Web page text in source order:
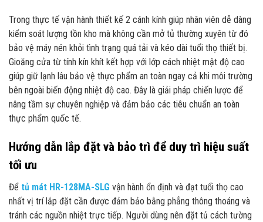
Trong thực tế vận hành thiết kế 2 cánh kính giúp nhân viên dễ dàng
kiểm soát lượng tồn kho mà không cần mở tủ thường xuyên từ đó
bảo vệ máy nén khỏi tình trạng quá tải và kéo dài tuổi thọ thiết bị.
Gioăng cửa từ tính kín khít kết hợp với lớp cách nhiệt mật độ cao
giúp giữ lạnh lâu bảo vệ thực phẩm an toàn ngay cả khi môi trường
bên ngoài biến động nhiệt độ cao. Đây là giải pháp chiến lược để
nâng tầm sự chuyên nghiệp và đảm bảo các tiêu chuẩn an toàn
thực phẩm quốc tế.
Hướng dẫn lắp đặt và bảo trì để duy trì hiệu suất
tối ưu
Để tủ mát HR-128MA-SLG vận hành ổn định và đạt tuổi thọ cao
nhất vị trí lắp đặt cần được đảm bảo bằng phẳng thông thoáng và
tránh các nguồn nhiệt trực tiếp. Người dùng nên đặt tủ cách tường